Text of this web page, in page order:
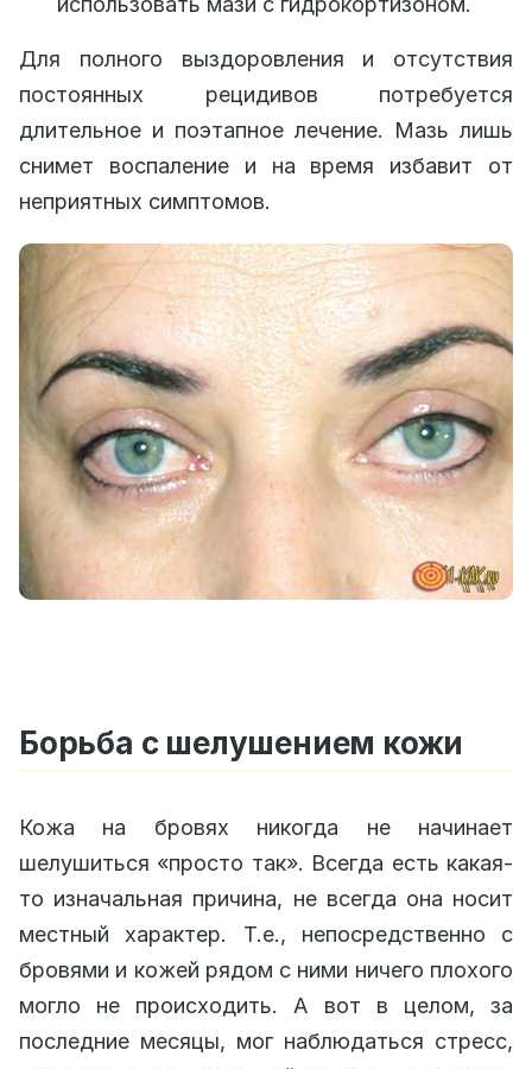
Для полного выздоровления и отсутствия
постоянных рецидивов потребуется
длительное и поэтапное лечение. Мазь лишь
снимет воспаление и на время избавит от
неприятных симптомов.
Борьба с шелушением кожи
Кожа на бровях никогда не начинает
шелушиться «просто так». Всегда есть какая-
то изначальная причина, не всегда она носит
местный характер. Т.е., непосредственно с
бровями и кожей рядом с ними ничего плохого
могло не происходить. А вот в целом, за
последние месяцы, мог наблюдаться стресс,